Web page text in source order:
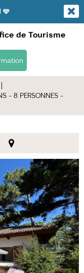
🩵
de Tourisme
- 8 PERSONNES -